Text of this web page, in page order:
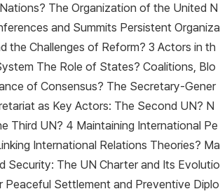
The Organization of the United N
and Summits Persistent Organiza
the Challenges of Reform? 3 Actors in th
The Role of States? Coalitions, Blo
of Consensus? The Secretary-Gener
as Key Actors: The Second UN? N
Third UN? 4 Maintaining International Pe
International Relations Theories? Ma
Security: The UN Charter and Its Evolutio
Peaceful Settlement and Preventive Diplo